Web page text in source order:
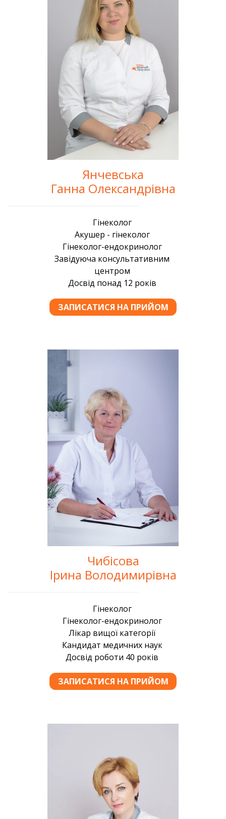
Янчевська
Ганна Олександрівна
Чибісова
Ірина Володимирівна